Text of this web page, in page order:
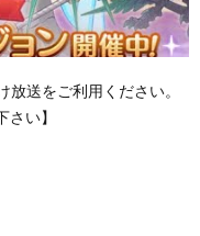
放送をご利用ください。
さい】